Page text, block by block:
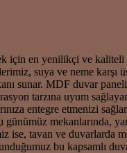
için en yenilikçi ve
suya ve neme
MDF duvar paneli
tarzına uyum
entegre etmenizi
günümüz
tavan ve duvarlarda
bu kapsamlı